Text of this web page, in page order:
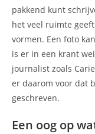
pakkend kunt
het veel ruimte
vormen. Een foto
is er in een krant
journalist zoals
er daarom voor dat
geschreven.
Een oog op